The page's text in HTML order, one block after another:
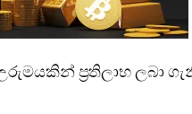
ප්‍රතිලාභ ලබා